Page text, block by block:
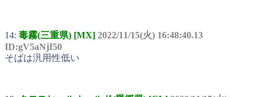
14: 毒霧(三重県) [MX] 2022/11/15(火) 16:48:40.13
ID:gV5aNjI50
そばは汎用性低い